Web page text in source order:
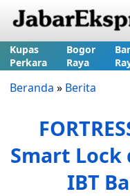
Kupas
Perkara
Bogor
Raya
Beranda » Berita
Smart Lock
IBT